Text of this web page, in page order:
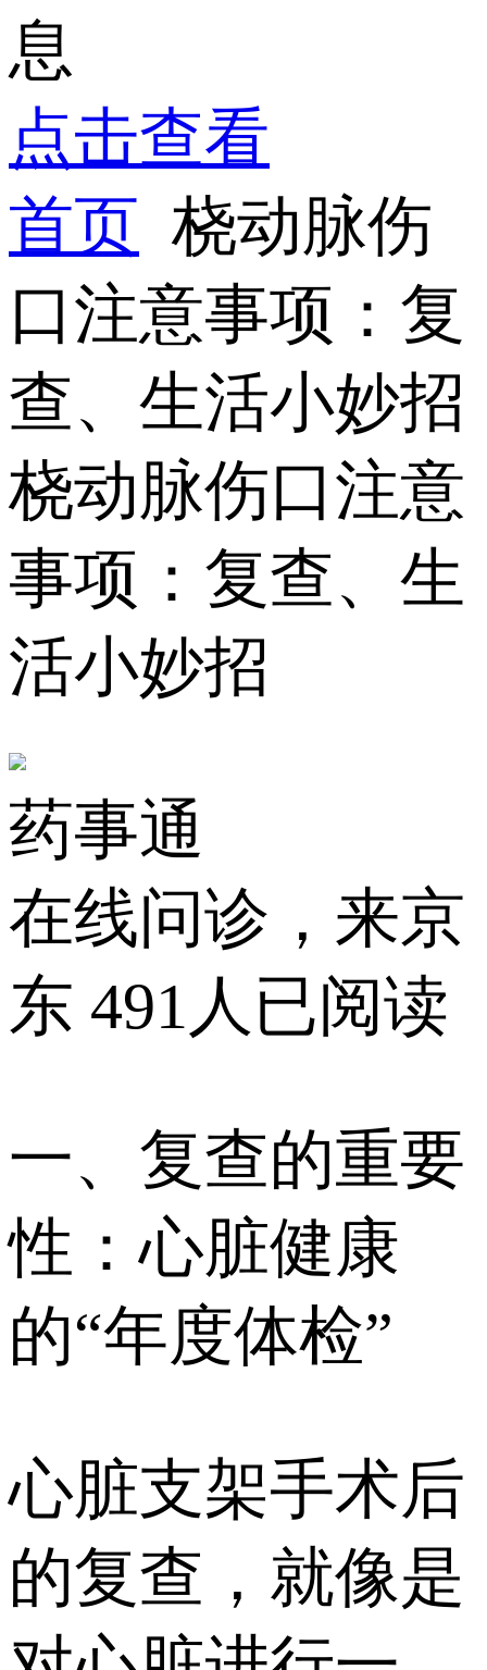
息
点击查看
首页 桡动脉伤
口注意事项：复
查、生活小妙招
桡动脉伤口注意
事项：复查、生
活小妙招
药事通
在线问诊，来京
东 491人已阅读
一、复查的重要
性：心脏健康
的“年度体检”
心脏支架手术后
的复查，就像是